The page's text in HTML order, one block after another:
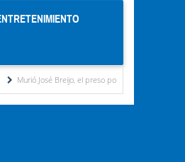
el preso político uruguayo-venezolano bajo